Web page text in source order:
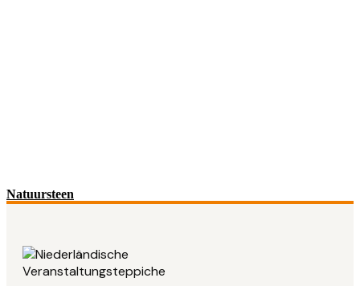
Natuursteen